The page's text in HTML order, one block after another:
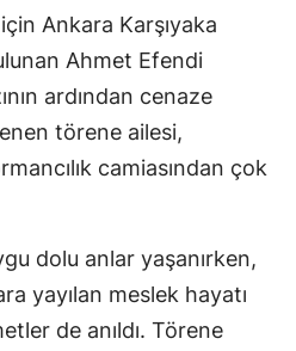
Ankara Karşıyaka
Ahmet Efendi
ardından cenaze
törene ailesi,
camiasından çok
dolu anlar yaşanırken,
yayılan meslek hayatı
de anıldı. Törene